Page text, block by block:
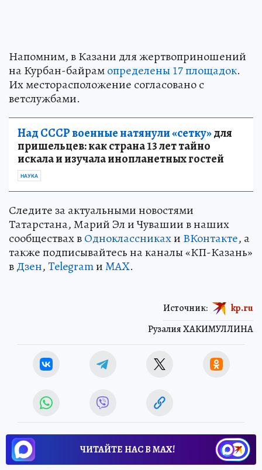
Напомним, в Казани для жертвоприношений
на Курбан-байрамопределены 17 площадок.
Их месторасположение согласовано с
ветслужбами.
Над СССР военные натянули «сетку»для
пришельцев: как страна 13 лет тайно
искала и изучала инопланетных гостей
НАУКА
Следите за актуальными новостями
Татарстана, Марий Эл и Чувашии в наших
сообществах вОдноклассникахи ВКонтакте, а
также подписывайтесь на каналы «КП-Казань»
вДзен,TelegramиMAX.
Рузалия ХАКИМУЛЛИНА
Источник: kp.ru
ЧИТАЙТЕ НАС В МАХ!